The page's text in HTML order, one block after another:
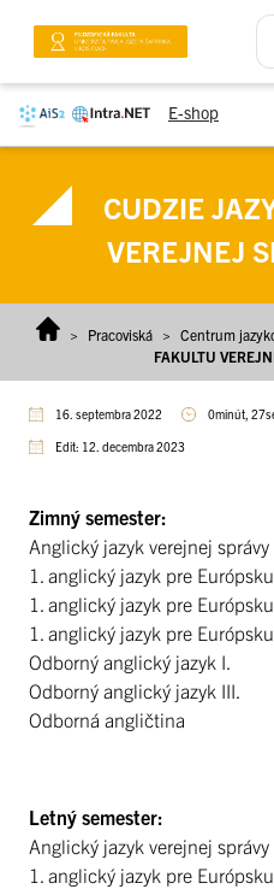
E-shop
CUDZIE
VEREJNEJ
> Pracoviská > Centrum
FAKULTU
16. septembra 2022 0minút,
Edit: 12. decembra 2023
Zimný semester:
Anglický jazyk verejnej správy
1. anglický jazyk pre
1. anglický jazyk pre
1. anglický jazyk pre
Odborný anglický jazyk I.
Odborný anglický jazyk III.
Odborná angličtina
Letný semester:
Anglický jazyk verejnej správy
1. anglický jazyk pre